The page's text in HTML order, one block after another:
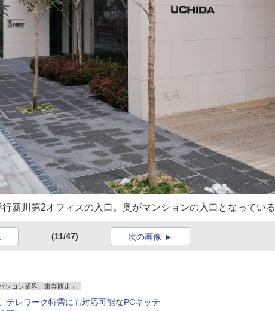
新川第2オフィスの入口。奥がマンションの入口となっている
(11/47) 次の画像
ソコン業界、東奔西走」
テレワーク特需にも対応可能なPCキッテ